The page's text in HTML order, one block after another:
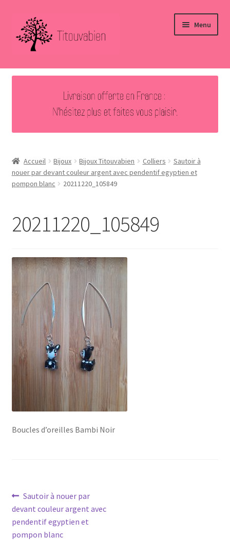
Aller
Aller
contenu
Menu
Accueil
le
Vous avez aimé … Merci !
Accueil Bijoux Bijoux Titouvabien Colliers
Sautoir à
nouer par devant couleur argent avec pendentif egyptien et
pompon blanc
20211220_105849
20211220_105849
Boucles d’oreilles Bambi Noir
Navigation
de
l’article
Article
précédent :
Sautoir à nouer par
devant couleur argent avec
pendentif egyptien et
pompon blanc